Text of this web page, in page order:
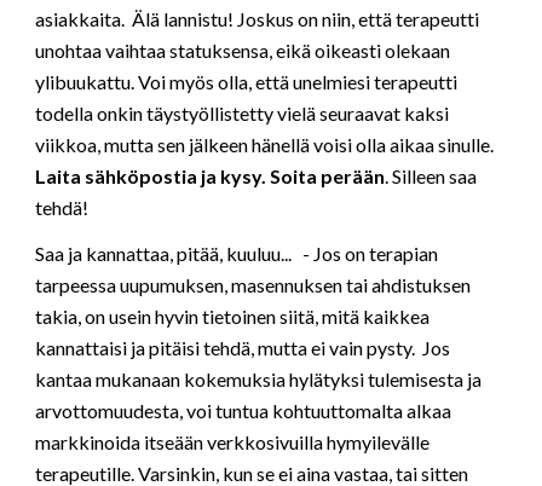
asiakkaita. Älä lannistu! Joskus on niin, että terapeutti
unohtaa vaihtaa statuksensa, eikä oikeasti olekaan
ylibuukattu. Voi myös olla, että unelmiesi terapeutti
todella onkin täystyöllistetty vielä seuraavat kaksi
viikkoa, mutta sen jälkeen hänellä voisi olla aikaa sinulle.
Laita sähköpostia ja kysy. Soita perään. Silleen saa
tehdä!
Saa ja kannattaa, pitää, kuuluu... - Jos on terapian
tarpeessa uupumuksen, masennuksen tai ahdistuksen
takia, on usein hyvin tietoinen siitä, mitä kaikkea
kannattaisi ja pitäisi tehdä, mutta ei vain pysty. Jos
kantaa mukanaan kokemuksia hylätyksi tulemisesta ja
arvottomuudesta, voi tuntua kohtuuttomalta alkaa
markkinoida itseään verkkosivuilla hymyilevälle
terapeutille. Varsinkin, kun se ei aina vastaa, tai sitten